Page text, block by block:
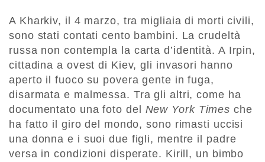
A Kharkiv, il 4 marzo, tra migliaia di morti civili,
sono stati contati cento bambini. La crudeltà
russa non contempla la carta d’identità. A Irpin,
cittadina a ovest di Kiev, gli invasori hanno
aperto il fuoco su povera gente in fuga,
disarmata e malmessa. Tra gli altri, come ha
documentato una foto del New York Times che
ha fatto il giro del mondo, sono rimasti uccisi
una donna e i suoi due figli, mentre il padre
versa in condizioni disperate. Kirill, un bimbo